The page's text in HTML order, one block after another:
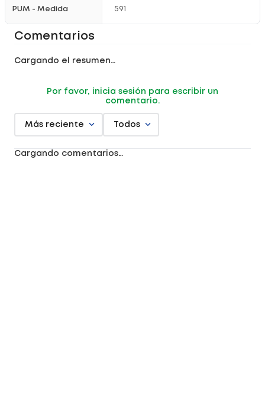
PUM - Medida 591
Comentarios
Cargando el resumen…
Por favor, inicia sesión para escribir un
comentario.
Más reciente Todos
Cargando comentarios…